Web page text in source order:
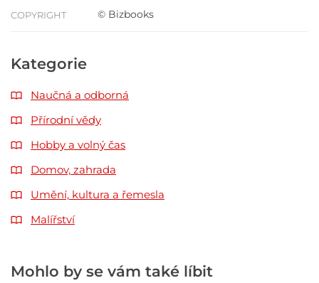
COPYRIGHT © Bizbooks
Kategorie
Naučná a odborná
Přírodní vědy
Hobby a volný čas
Domov, zahrada
Umění, kultura a řemesla
Malířství
Mohlo by se vám také líbit